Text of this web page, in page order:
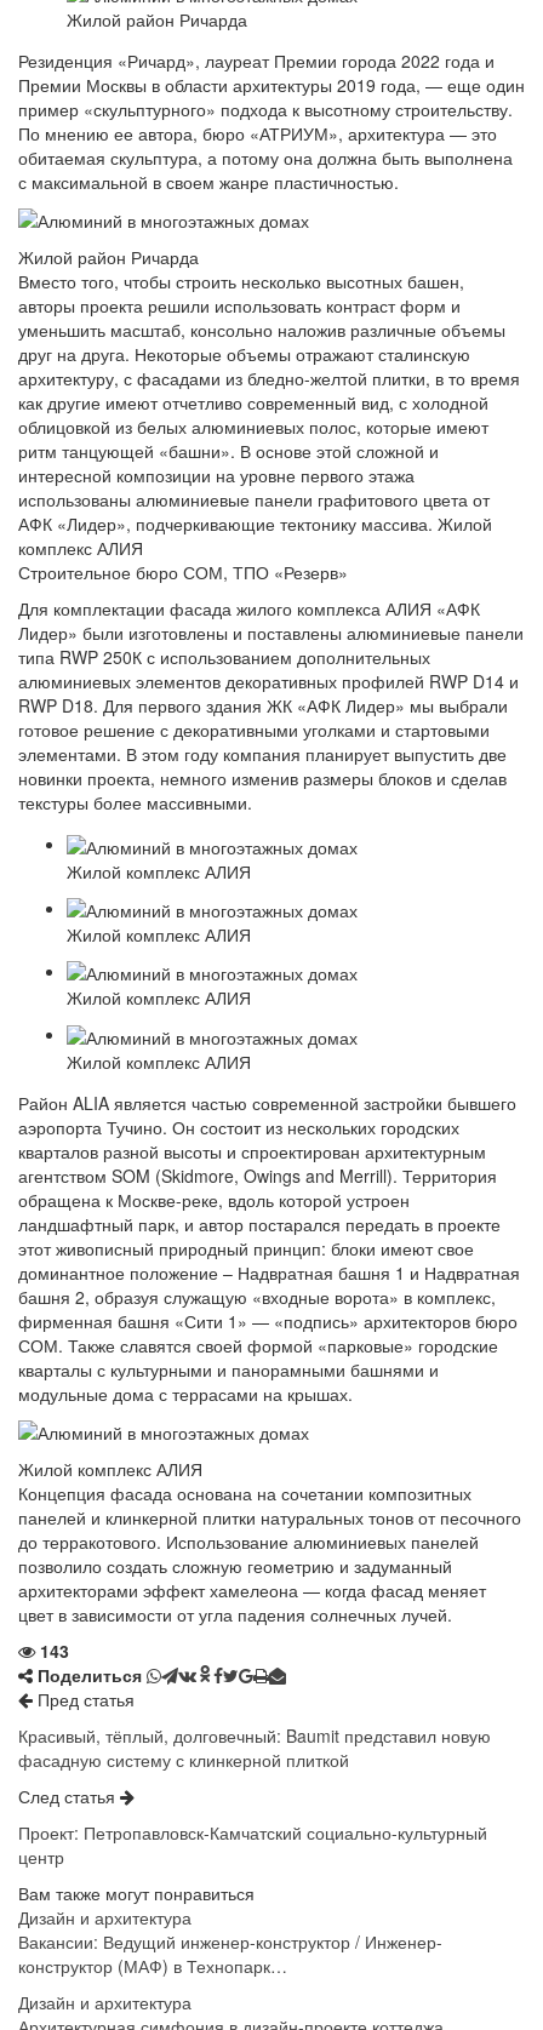
Жилой район Ричарда
Резиденция «Ричард», лауреат Премии города 2022 года и
Премии Москвы в области архитектуры 2019 года, — еще один
пример «скульптурного» подхода к высотному строительству.
По мнению ее автора, бюро «АТРИУМ», архитектура — это
обитаемая скульптура, а потому она должна быть выполнена
с максимальной в своем жанре пластичностью.
Жилой район Ричарда
Вместо того, чтобы строить несколько высотных башен,
авторы проекта решили использовать контраст форм и
уменьшить масштаб, консольно наложив различные объемы
друг на друга. Некоторые объемы отражают сталинскую
архитектуру, с фасадами из бледно-желтой плитки, в то время
как другие имеют отчетливо современный вид, с холодной
облицовкой из белых алюминиевых полос, которые имеют
ритм танцующей «башни». В основе этой сложной и
интересной композиции на уровне первого этажа
использованы алюминиевые панели графитового цвета от
АФК «Лидер», подчеркивающие тектонику массива. Жилой
комплекс АЛИЯ
Строительное бюро СОМ, ТПО «Резерв»
Для комплектации фасада жилого комплекса АЛИЯ «АФК
Лидер» были изготовлены и поставлены алюминиевые панели
типа RWP 250К с использованием дополнительных
алюминиевых элементов декоративных профилей RWP D14 и
RWP D18. Для первого здания ЖК «АФК Лидер» мы выбрали
готовое решение с декоративными уголками и стартовыми
элементами. В этом году компания планирует выпустить две
новинки проекта, немного изменив размеры блоков и сделав
текстуры более массивными.
Жилой комплекс АЛИЯ
Жилой комплекс АЛИЯ
Жилой комплекс АЛИЯ
Жилой комплекс АЛИЯ
Район ALIA является частью современной застройки бывшего
аэропорта Тучино. Он состоит из нескольких городских
кварталов разной высоты и спроектирован архитектурным
агентством SOM ​​(Skidmore, Owings and Merrill). Территория
обращена к Москве-реке, вдоль которой устроен
ландшафтный парк, и автор постарался передать в проекте
этот живописный природный принцип: блоки имеют свое
доминантное положение – Надвратная башня 1 и Надвратная
башня 2, образуя служащую «входные ворота» в комплекс,
фирменная башня «Сити 1» — «подпись» архитекторов бюро
СОМ. Также славятся своей формой «парковые» городские
кварталы с культурными и панорамными башнями и
модульные дома с террасами на крышах.
Жилой комплекс АЛИЯ
Концепция фасада основана на сочетании композитных
панелей и клинкерной плитки натуральных тонов от песочного
до терракотового. Использование алюминиевых панелей
позволило создать сложную геометрию и задуманный
архитекторами эффект хамелеона — когда фасад меняет
цвет в зависимости от угла падения солнечных лучей.
143
Поделиться
Пред статья
Красивый, тёплый, долговечный: Baumit представил новую
фасадную систему с клинкерной плиткой
След статья
Проект: Петропавловск-Камчатский социально-культурный
центр
Вам также могут понравиться
Дизайн и архитектура
Вакансии: Ведущий инженер-конструктор / Инженер-
конструктор (МАФ) в Технопарк…
Дизайн и архитектура